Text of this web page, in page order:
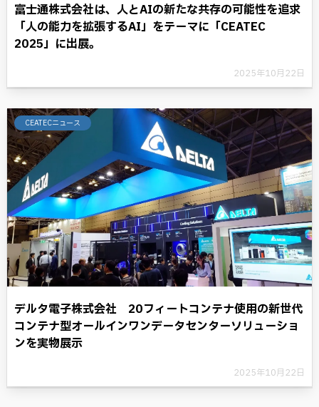
富士通株式会社は、人とAIの新たな共存の可能性を追求
「人の能力を拡張するAI」をテーマに「CEATEC
2025」に出展。
2025年10月22日
CEATECニュース
デルタ電子株式会社 20フィートコンテナ使用の新世代
コンテナ型オールインワンデータセンターソリューショ
ンを実物展示
2025年10月22日